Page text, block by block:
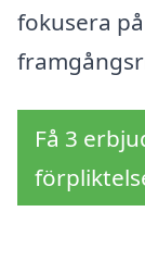
fokusera
Få 3